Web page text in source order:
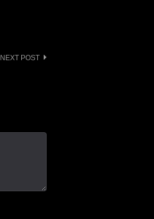
NEXT POST